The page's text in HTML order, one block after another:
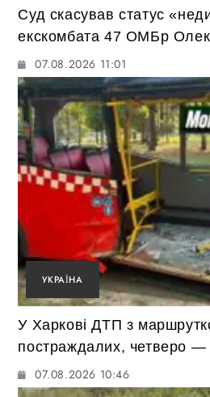
Суд скасував статус
екскомбата 47 ОМБр
07.08.2026 11:01
УКРАЇНА
У Харкові ДТП з
постраждалих, четверо —
07.08.2026 10:46